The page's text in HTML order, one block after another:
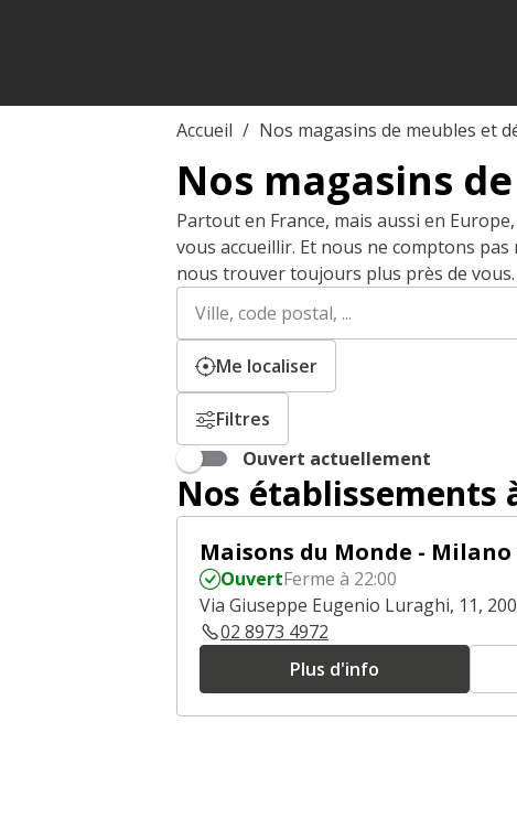
Accueil Nos magasins de meubles et
Nos magasins
Partout en France, mais aussi en
vous accueillir. Et nous ne comptons
nous trouver toujours plus près de vous.
Veuillez
renseigner
adresse
Me localiser
Filtres
Ouvert actuellement
Nos établissements
Maisons du Monde - Milano
OuvertFerme à 22:00
Via Giuseppe Eugenio Luraghi, 11,
02 8973 4972
Plus d'info